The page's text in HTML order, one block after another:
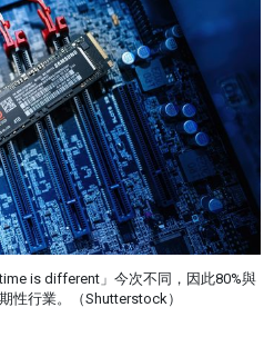
is different」今次不同，因此80%與
性行業。（Shutterstock）